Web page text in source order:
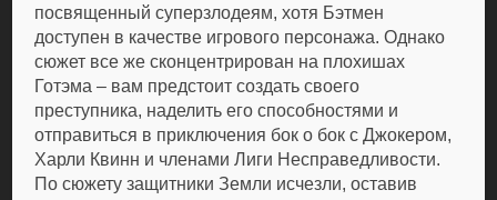
посвященный суперзлодеям, хотя Бэтмен
доступен в качестве игрового персонажа. Однако
сюжет все же сконцентрирован на плохишах
Готэма – вам предстоит создать своего
преступника, наделить его способностями и
отправиться в приключения бок о бок с Джокером,
Харли Квинн и членами Лиги Несправедливости.
По сюжету защитники Земли исчезли, оставив